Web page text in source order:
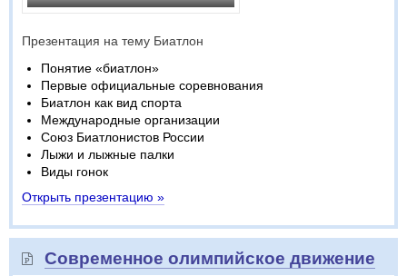
Презентация на тему Биатлон
Понятие «биатлон»
Первые официальные соревнования
Биатлон как вид спорта
Международные организации
Союз Биатлонистов России
Лыжи и лыжные палки
Виды гонок
Открыть презентацию »
Современное олимпийское движение